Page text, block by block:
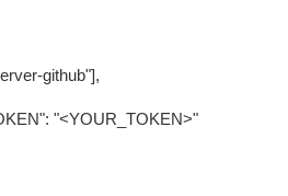
github"],
"<YOUR_TOKEN>"